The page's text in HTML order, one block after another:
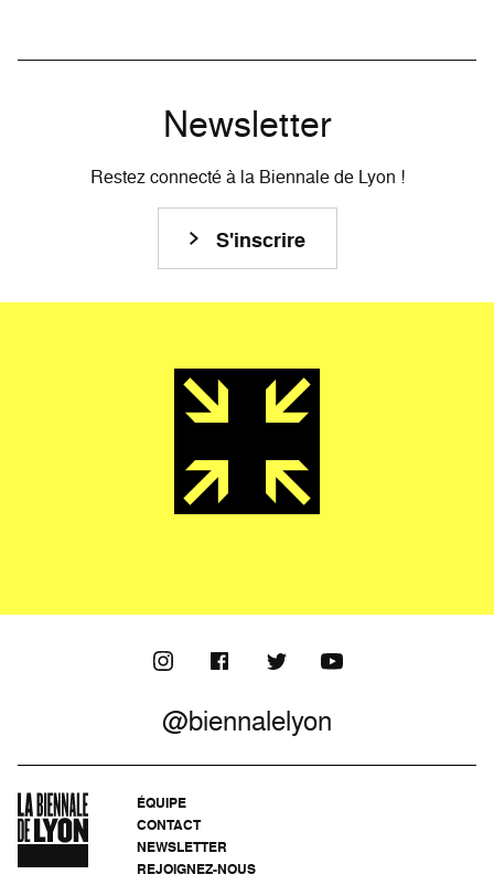
Newsletter
Restez connecté à la Biennale de Lyon !
S'inscrire
@biennalelyon
ÉQUIPE
CONTACT
NEWSLETTER
REJOIGNEZ-NOUS